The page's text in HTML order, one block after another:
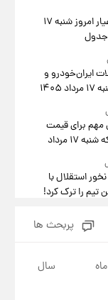
قیمت طلا ۱۸عیار امروز شنبه ۱۷
ایران‌خودرو و
برای قیمت
دلار، طلا و سکه شنبه ۱۷ مرداد
استقلال با
تیم را ترک کرد!
دیده‌شده از شهیدان
فرماندهان
پربحث ها
ماه سال